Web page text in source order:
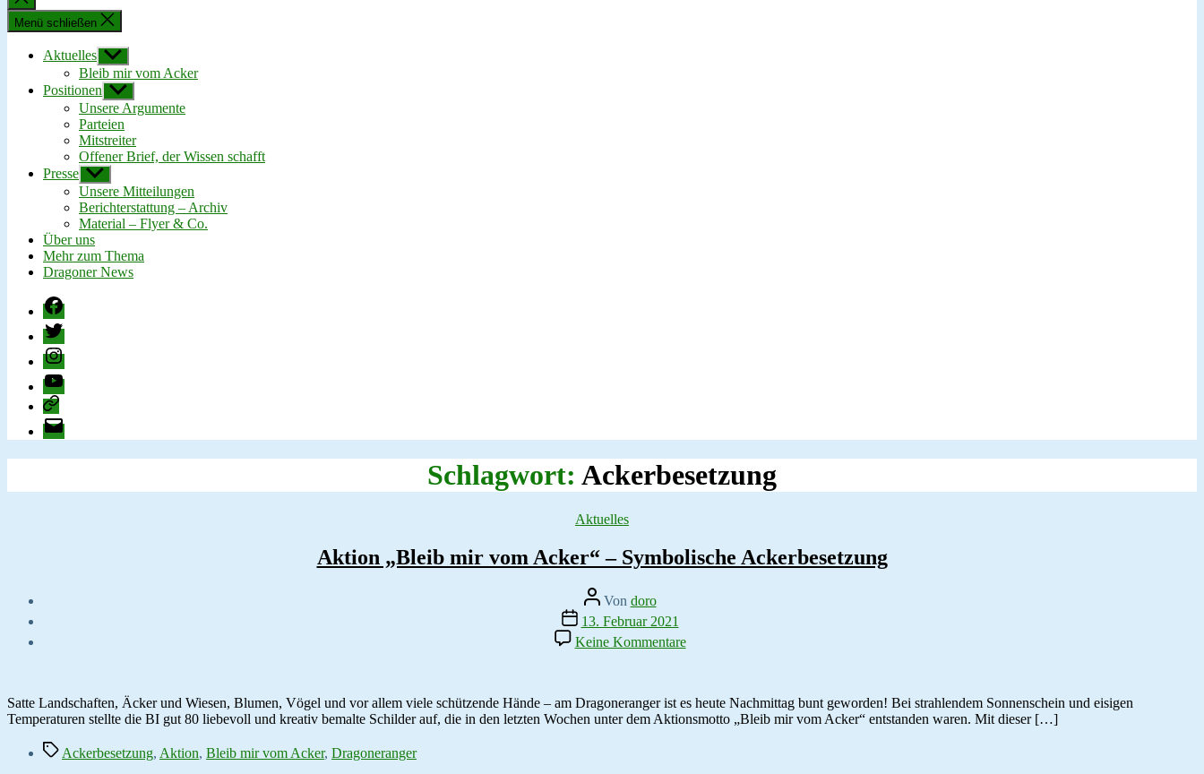
schließen
Menü schließen
Aktuelles Untermenü
anzeigen
Bleib mir vom Acker
Positionen Untermenü
anzeigen
Unsere Argumente
Parteien
Mitstreiter
Offener Brief, der Wissen schafft
Presse Untermenü
anzeigen
Unsere Mitteilungen
Berichterstattung – Archiv
Material – Flyer & Co.
Über uns
Mehr zum Thema
Dragoner News
Facebook
Twitter
Instagram
YouTube
change.org
E-
Mail
Schlagwort: Ackerbesetzung
Kategorien
Aktuelles
Aktion „Bleib mir vom Acker“ – Symbolische Ackerbesetzung
Beitragsautor
Von doro
Veröffentlichungsdatum
13. Februar 2021
Keine Kommentarezu
Aktion
vom
Acker“
Satte Landschaften, Äcker und Wiesen, Blumen, Vögel und vor allem viele schützende Hände – am Dragoneranger ist es heute Nachmittag bunt geworden! Bei strahlendem Sonnenschein und eisigen
Temperaturen stellte die BI gut 80 liebevoll und kreativ bemalte Schilder auf, die in den letzten Wochen unter dem Aktionsmotto „Bleib mir vom Acker“ entstanden waren. Mit dieser […]
Schlagwörter
Ackerbesetzung, Aktion, Bleib mir vom Acker, Dragoneranger